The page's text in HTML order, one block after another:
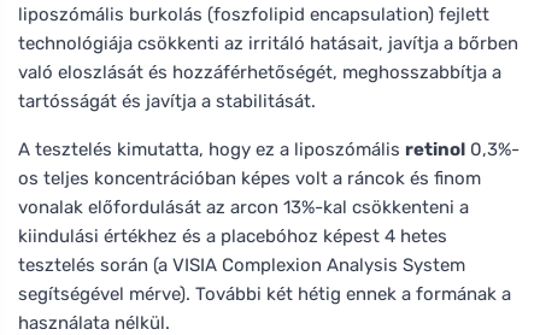
liposzómális burkolás (foszfolipid encapsulation) fejlett
technológiája csökkenti az irritáló hatásait, javítja a bőrben
való eloszlását és hozzáférhetőségét, meghosszabbítja a
tartósságát és javítja a stabilitását.
A tesztelés kimutatta, hogy ez a liposzómális retinol 0,3%-
os teljes koncentrációban képes volt a ráncok és finom
vonalak előfordulását az arcon 13%-kal csökkenteni a
kiindulási értékhez és a placebóhoz képest 4 hetes
tesztelés során (a VISIA Complexion Analysis System
segítségével mérve). További két hétig ennek a formának a
használata nélkül.